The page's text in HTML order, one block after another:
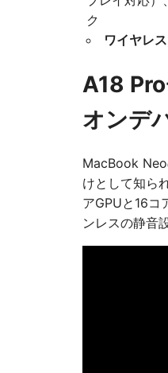
ク
ワイヤレス
A18 Pro
オンデ
MacBook
けとして知ら
アGPUと16コ
ンレスの静音